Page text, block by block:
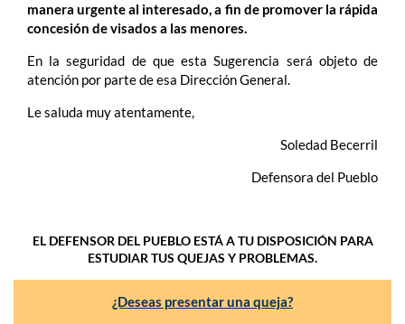
manera urgente al interesado, a fin de promover la rápida
concesión de visados a las menores.
En la seguridad de que esta Sugerencia será objeto de
atención por parte de esa Dirección General.
Le saluda muy atentamente,
Soledad Becerril
Defensora del Pueblo
EL DEFENSOR DEL PUEBLO ESTÁ A TU DISPOSICIÓN PARA
ESTUDIAR TUS QUEJAS Y PROBLEMAS.
¿Deseas presentar una queja?